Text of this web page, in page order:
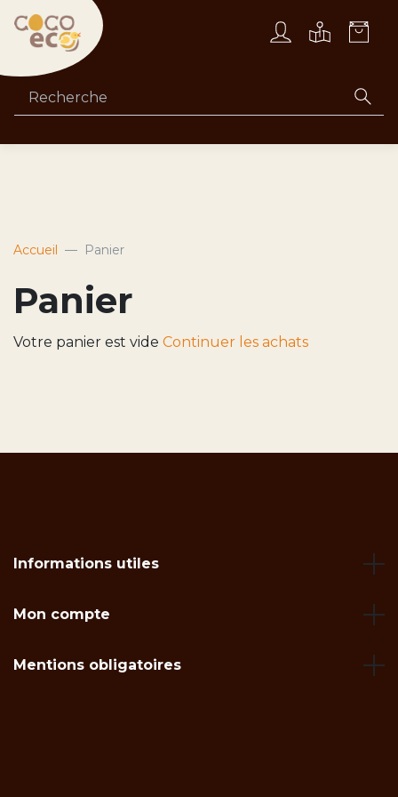
Accueil Panier
Panier
Votre panier est vide Continuer les achats
Informations utiles
Mon compte
Mentions obligatoires